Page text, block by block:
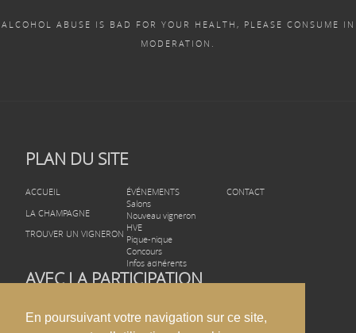
En poursuivant votre navigation sur ce site,
ALCOHOL ABUSE IS BAD FOR YOUR HEALTH, PLEASE CONSUME IN
MODERATION.
PLAN DU SITE
ACCUEIL
LA CHAMPAGNE
TROUVER UN VIGNERON
ÉVÉNEMENTS
Salons
Nouveau vigneron
HVE
Pique-nique
Concours
Infos adhérents
CONTACT
AVEC LA PARTICIPATION